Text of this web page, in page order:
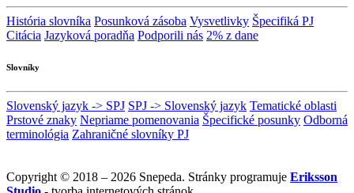
História slovníka Posunková zásoba Vysvetlivky Špecifiká PJ
Citácia Jazyková poradňa Podporili nás 2% z dane
Slovníky
Slovenský jazyk -> SPJ SPJ -> Slovenský jazyk Tematické oblasti
Prstové znaky Nepriame pomenovania Špecifické posunky Odborná
terminológia Zahraničné slovníky PJ
Copyright © 2018 – 2026 Snepeda. Stránky programuje Eriksson